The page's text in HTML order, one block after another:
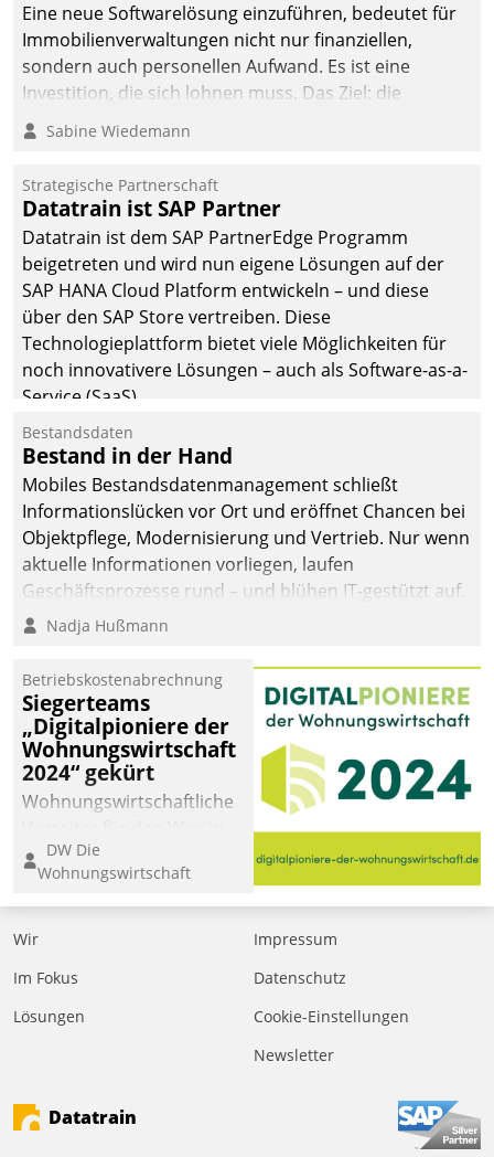
Eine neue Softwarelösung einzuführen, bedeutet für
Immobilienverwaltungen nicht nur finanziellen,
sondern auch personellen Aufwand. Es ist eine
Investition, die sich lohnen muss. Das Ziel: die
nachhaltige Optimierung der Geschäftsabläufe. Damit
dieses Ziel erreicht wird, sollten einige Grundregeln
Sabine Wiedemann
Strategische Partnerschaft
Datatrain ist SAP Partner
Datatrain ist dem SAP PartnerEdge Programm
beigetreten und wird nun eigene Lösungen auf der
SAP HANA Cloud Platform entwickeln – und diese
über den SAP Store vertreiben. Diese
Technologieplattform bietet viele Möglichkeiten für
noch innovativere Lösungen – auch als Software-as-a-
Service (SaaS).
Bestandsdaten
Bestand in der Hand
Mobiles Bestandsdatenmanagement schließt
Informationslücken vor Ort und eröffnet Chancen bei
Objektpflege, Modernisierung und Vertrieb. Nur wenn
aktuelle Informationen vorliegen, laufen
Geschäftsprozesse rund – und blühen IT-gestützt auf.
Nadja Hußmann
Betriebskostenabrechnung
Siegerteams
„Digitalpioniere der
Wohnungswirtschaft
2024“ gekürt
Wohnungswirtschaftliche
eine digitale Zukunft zu
finden, ist das Ziel des
Awards „Digitalpioniere
der
Bewerben können sich
dafür ein Team
DW Die
Wohnungswirtschaft
Wir
Im Fokus
Lösungen
Impressum
Datenschutz
Cookie-Einstellungen
Newsletter
Datatrain